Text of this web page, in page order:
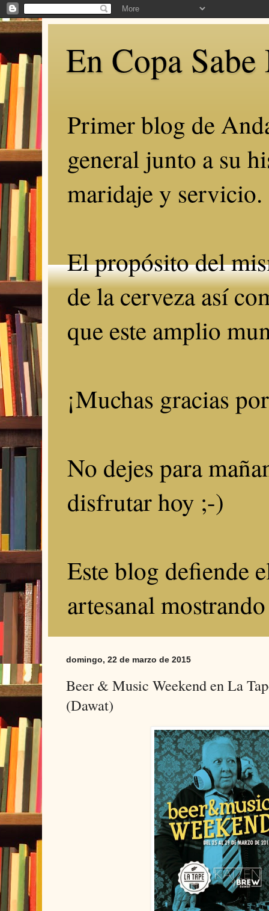
En Copa
Primer blog de
general junto a su
maridaje y servicio.
El propósito del
de la cerveza así
que este amplio
¡Muchas gracias
No dejes para
disfrutar hoy ;-)
Este blog defiende
artesanal
domingo, 22 de marzo de 2015
Beer & Music Weekend en La
(Dawat)